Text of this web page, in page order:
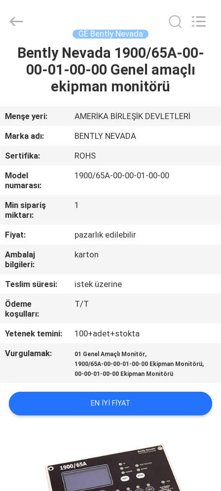
ANA
SAYFA
HAKKIMIZDA
FABRIKA
TURU
KALITE
KONTROL
BIZE
ULAŞIN
HABERLER
TEKLIF
ISTEĞI
SITE
HARITASI
Reserved.
GE Bently Nevada
Bently Nevada 1900/65A-00-
00-01-00-00 Genel amaçlı
ekipman monitörü
Menşe yeri:
AMERİKA BİRLEŞİK DEVLETLERİ
Marka adı:
BENTLY NEVADA
Sertifika:
ROHS
Model
numarası:
1900/65A-00-00-01-00-00
Min sipariş
miktarı:
1
Fiyat:
pazarlık edilebilir
Ambalaj
bilgileri:
karton
Teslim süresi:
istek üzerine
Ödeme
koşulları:
T/T
Yetenek temini:
100+adet+stokta
Vurgulamak:
01 Genel Amaçlı Monitör,
1900/65A-00-00-01-00-00 Ekipman Monitörü,
00-00-01-00-00 Ekipman Monitörü
EN IYI FIYAT